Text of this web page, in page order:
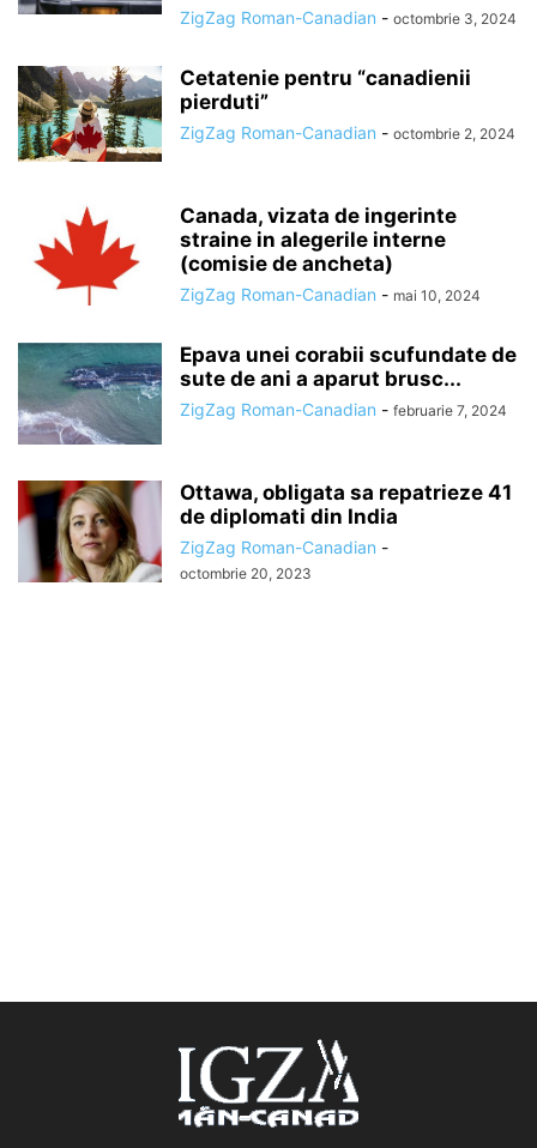
ZigZag Roman-Canadian - octombrie 3, 2024
Cetatenie pentru “canadienii
pierduti”
ZigZag Roman-Canadian - octombrie 2, 2024
Canada, vizata de ingerinte
straine in alegerile interne
(comisie de ancheta)
ZigZag Roman-Canadian - mai 10, 2024
Epava unei corabii scufundate de
sute de ani a aparut brusc...
ZigZag Roman-Canadian - februarie 7, 2024
Ottawa, obligata sa repatrieze 41
de diplomati din India
ZigZag Roman-Canadian -
octombrie 20, 2023